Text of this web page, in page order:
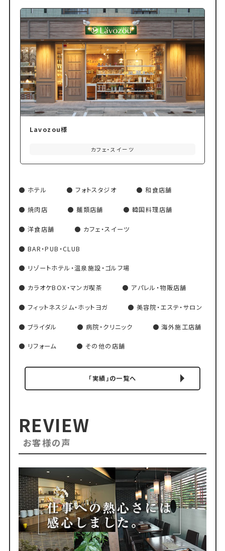
Lavozou様
カフェ・スイーツ
ホテル フォトスタジオ 和食店舗
焼肉店 麺類店舗 韓国料理店舗
洋食店舗 カフェ・スイーツ
BAR・PUB・CLUB
リゾートホテル・温泉施設・ゴルフ場
カラオケBOX・マンガ喫茶 アパレル・物販店舗
フィットネスジム・ホットヨガ 美容院・エステ・サロン
ブライダル 病院・クリニック 海外施工店舗
リフォーム その他の店舗
「実績」の一覧へ
REVIEW
お客様の声